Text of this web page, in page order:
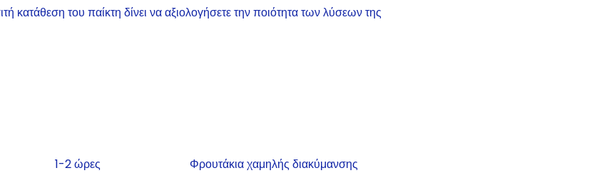
κατάθεση του παίκτη δίνει να αξιολογήσετε την ποιότητα των λύσεων της
1-2 ώρες Φρουτάκια χαμηλής διακύμανσης